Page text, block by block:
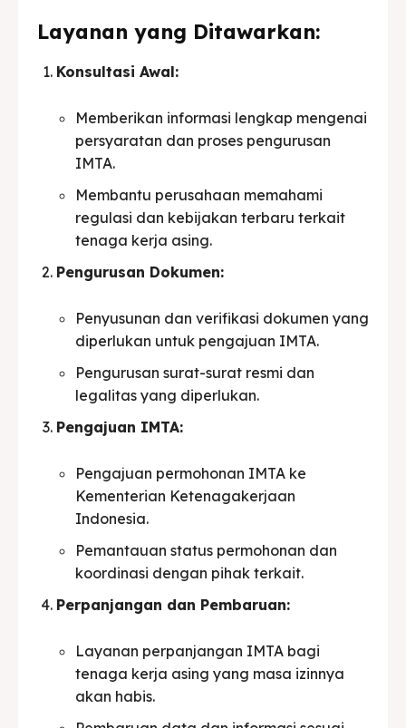
Layanan yang Ditawarkan:
Konsultasi Awal:
Memberikan informasi lengkap mengenai
persyaratan dan proses pengurusan
IMTA.
Membantu perusahaan memahami
regulasi dan kebijakan terbaru terkait
tenaga kerja asing.
Pengurusan Dokumen:
Penyusunan dan verifikasi dokumen yang
diperlukan untuk pengajuan IMTA.
Pengurusan surat-surat resmi dan
legalitas yang diperlukan.
Pengajuan IMTA:
Pengajuan permohonan IMTA ke
Kementerian Ketenagakerjaan
Indonesia.
Pemantauan status permohonan dan
koordinasi dengan pihak terkait.
Perpanjangan dan Pembaruan:
Layanan perpanjangan IMTA bagi
tenaga kerja asing yang masa izinnya
akan habis.